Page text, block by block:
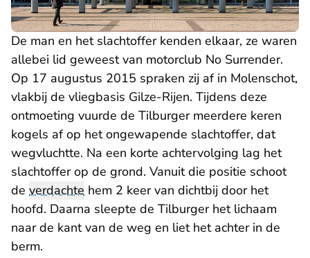
De man en het slachtoffer kenden elkaar, ze waren
allebei lid geweest van motorclub No Surrender.
Op 17 augustus 2015 spraken zij af in Molenschot,
vlakbij de vliegbasis Gilze-Rijen. Tijdens deze
ontmoeting vuurde de Tilburger meerdere keren
kogels af op het ongewapende slachtoffer, dat
wegvluchtte. Na een korte achtervolging lag het
slachtoffer op de grond. Vanuit die positie schoot
de verdachte hem 2 keer van dichtbij door het
hoofd. Daarna sleepte de Tilburger het lichaam
naar de kant van de weg en liet het achter in de
berm.